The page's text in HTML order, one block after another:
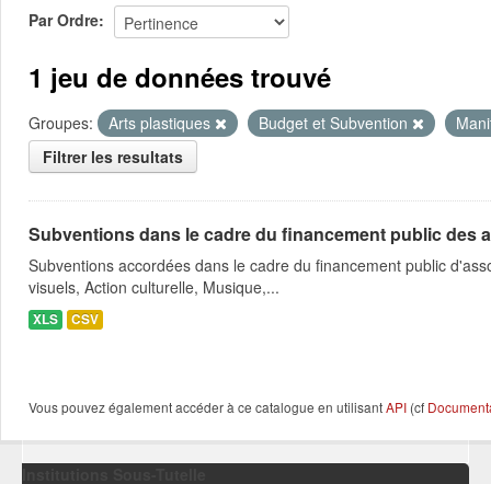
À propos
Par Ordre
1 jeu de données trouvé
Groupes: Arts plastiques Budget et Subvention
Filtrer les resultats
Subventions dans le cadre du financement public des
Subventions accordées dans le cadre du financement public
visuels, Action culturelle, Musique,...
XLS CSV
Vous pouvez également accéder à ce catalogue en utilisantAPI (cf